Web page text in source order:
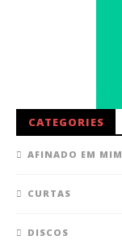
CATEGORIES
AFINADO EM MIM
CURTAS
DISCOS